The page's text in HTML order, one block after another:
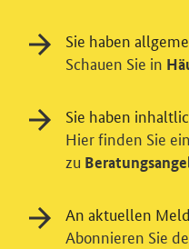
Sie haben
Schauen Sie in
Sie haben
Hier finden Sie
zu
An aktuellen
Abonnieren Sie